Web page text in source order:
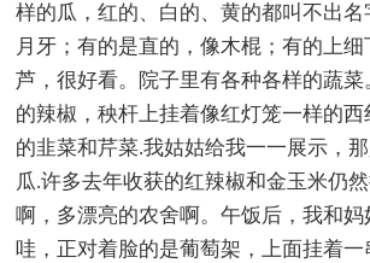
样的瓜，红的、白的、黄的都叫不出
月牙；有的是直的，像木棍；有的上
芦，很好看。院子里有各种各样的蔬
的辣椒，秧杆上挂着像红灯笼一样的
的韭菜和芹菜.我姑姑给我一一展示，
瓜.许多去年收获的红辣椒和金玉米仍
啊，多漂亮的农舍啊。午饭后，我和妈
哇，正对着脸的是葡萄架，上面挂着一